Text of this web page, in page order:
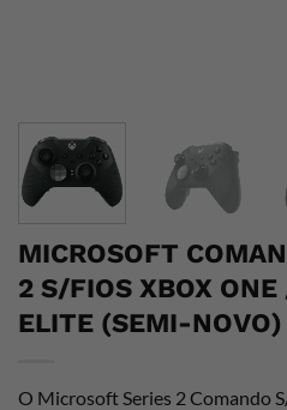
MICROSOFT
2 S/FIOS XBOX
ELITE (SEMI-NOVO)
O Microsoft Series 2 Comando